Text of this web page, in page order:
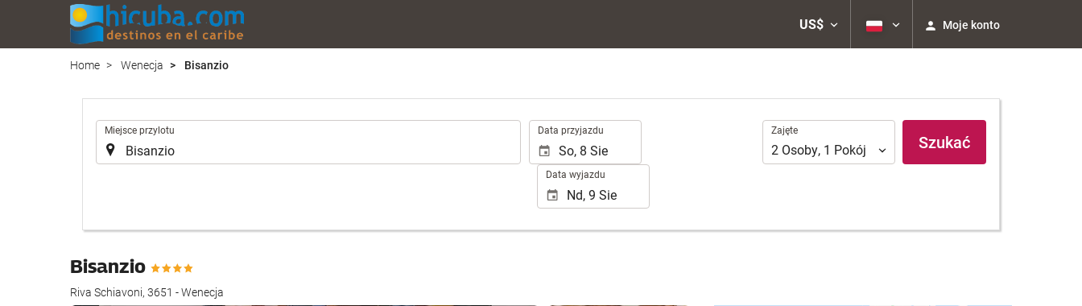
US$ Moje konto
Home Wenecja Bisanzio
Miejsce przylotu Data przyjazdu
Data wyjazdu
Zajęte
Zajęte
2 Osoby, 1 Pokój Szukać
Bisanzio
Riva Schiavoni, 3651 - Wenecja